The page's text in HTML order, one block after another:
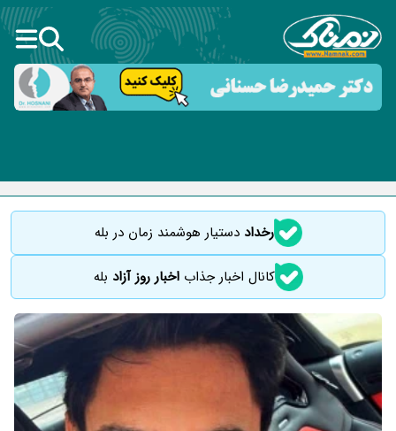
رخداددستیار هوشمند زمان در بله
کانال اخبار جذاباخبار روز آزاد بله